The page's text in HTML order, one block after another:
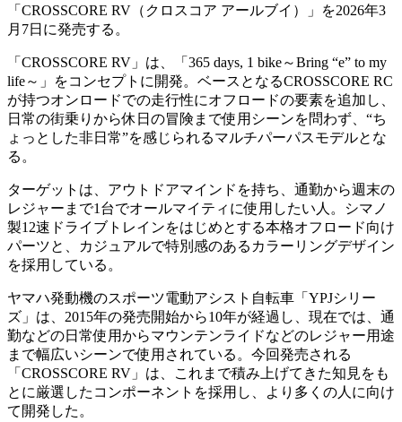
「CROSSCORE RV（クロスコア アールブイ）」を2026年3
月7日に発売する。
「CROSSCORE RV」は、「365 days, 1 bike～Bring “e” to my
life～」をコンセプトに開発。ベースとなるCROSSCORE RC
が持つオンロードでの走行性にオフロードの要素を追加し、
日常の街乗りから休日の冒険まで使用シーンを問わず、“ち
ょっとした非日常”を感じられるマルチパーパスモデルとな
る。
ターゲットは、アウトドアマインドを持ち、通勤から週末の
レジャーまで1台でオールマイティに使用したい人。シマノ
製12速ドライブトレインをはじめとする本格オフロード向け
パーツと、カジュアルで特別感のあるカラーリングデザイン
を採用している。
ヤマハ発動機のスポーツ電動アシスト自転車「YPJシリー
ズ」は、2015年の発売開始から10年が経過し、現在では、通
勤などの日常使用からマウンテンライドなどのレジャー用途
まで幅広いシーンで使用されている。今回発売される
「CROSSCORE RV」は、これまで積み上げてきた知見をも
とに厳選したコンポーネントを採用し、より多くの人に向け
て開発した。